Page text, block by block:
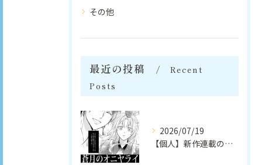
その他
最近の投稿
Recent
Posts
2026/07/19
【個人】新作連載のお知らせ（第１話試し読みダイジェスト版）｜安崎羽美